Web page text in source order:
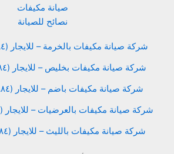
صيانة مكيفات
نصائح للصيانة
شركة صيانة مكيفات بالخرمة – للايجار (٠٠٢٠١٥١٥٨٠٧٨٨٤)
شركة صيانة مكيفات بخليص – للايجار (٠٠٢٠١٥١٥٨٠٧٨٨٤)
شركة صيانة مكيفات باضم – للايجار (٠٠٢٠١٥١٥٨٠٧٨٨٤)
شركة صيانة مكيفات بالعرضيات – للايجار (٠٠٢٠١٥١٥٨٠٧٨٨٤)
شركة صيانة مكيفات بالليث – للايجار (٠٠٢٠١٥١٥٨٠٧٨٨٤)